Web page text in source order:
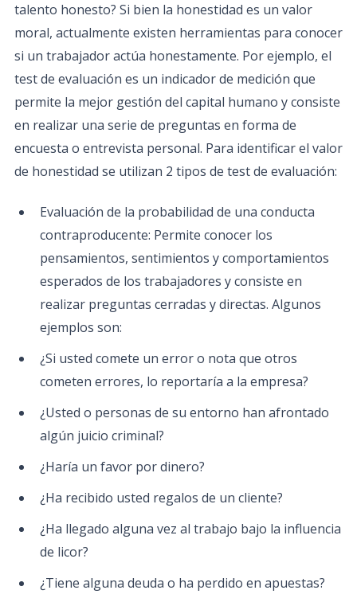
talento honesto? Si bien la honestidad es un valor
moral, actualmente existen herramientas para conocer
si un trabajador actúa honestamente. Por ejemplo, el
test de evaluación es un indicador de medición que
permite la mejor gestión del capital humano y consiste
en realizar una serie de preguntas en forma de
encuesta o entrevista personal. Para identificar el valor
de honestidad se utilizan 2 tipos de test de evaluación:
Evaluación de la probabilidad de una conducta
contraproducente: Permite conocer los
pensamientos, sentimientos y comportamientos
esperados de los trabajadores y consiste en
realizar preguntas cerradas y directas. Algunos
ejemplos son:
¿Si usted comete un error o nota que otros
cometen errores, lo reportaría a la empresa?
¿Usted o personas de su entorno han afrontado
algún juicio criminal?
¿Haría un favor por dinero?
¿Ha recibido usted regalos de un cliente?
¿Ha llegado alguna vez al trabajo bajo la influencia
de licor?
¿Tiene alguna deuda o ha perdido en apuestas?